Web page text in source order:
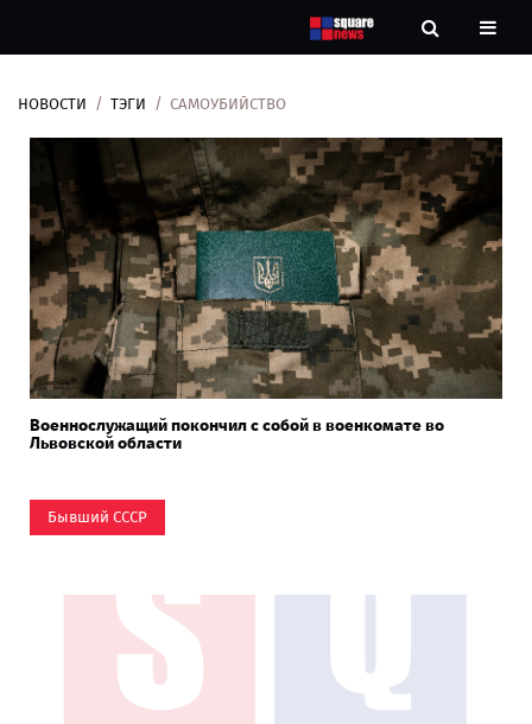
Рубрики
Контакты
О
нас
НОВОСТИ ТЭГИ САМОУБИЙСТВО
Военнослужащий покончил с собой в военкомате во
Львовской области
Бывший СССР